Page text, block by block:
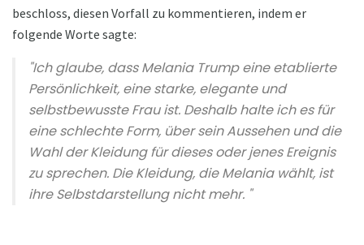
beschloss, diesen Vorfall zu kommentieren, indem er
folgende Worte sagte:
"Ich glaube, dass Melania Trump eine etablierte
Persönlichkeit, eine starke, elegante und
selbstbewusste Frau ist. Deshalb halte ich es für
eine schlechte Form, über sein Aussehen und die
Wahl der Kleidung für dieses oder jenes Ereignis
zu sprechen. Die Kleidung, die Melania wählt, ist
ihre Selbstdarstellung nicht mehr. "